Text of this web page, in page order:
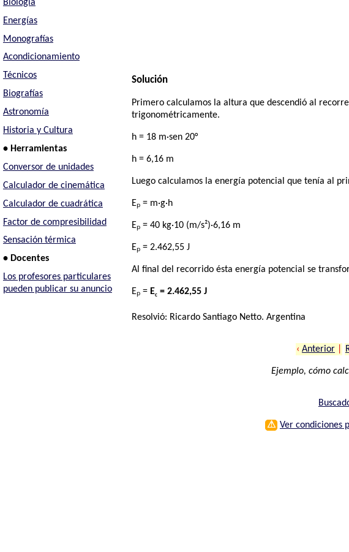
Biología
Energías
Monografías
Acondicionamiento
Técnicos
Biografías
Astronomía
Historia y Cultura
• Herramientas
Conversor de unidades
Calculador de cinemática
Calculador de cuadrática
Factor de compresibilidad
Sensación térmica
• Docentes
Los profesores particulares
pueden publicar su anuncio
Solución
Primero calculamos la altura que descendió al
trigonométricamente.
h = 18 m·sen 20°
h = 6,16 m
Luego calculamos la energía potencial que tenía al
Eₚ = m·g·h
Eₚ = 40 kg·10 (m/s²)·6,16 m
Eₚ = 2.462,55 J
Al final del recorrido ésta energía potencial se
Eₚ = Ec = 2.462,55 J
Resolvió: Ricardo Santiago Netto. Argentina
‹ Anterior
Ejemplo, cómo
⚠ Ver condiciones